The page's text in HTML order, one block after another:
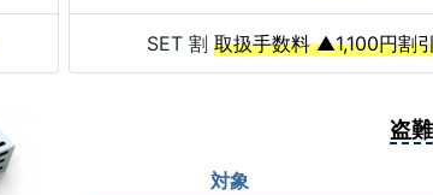
SET 割 取扱手数料 ▲1,100円割
盗
対象